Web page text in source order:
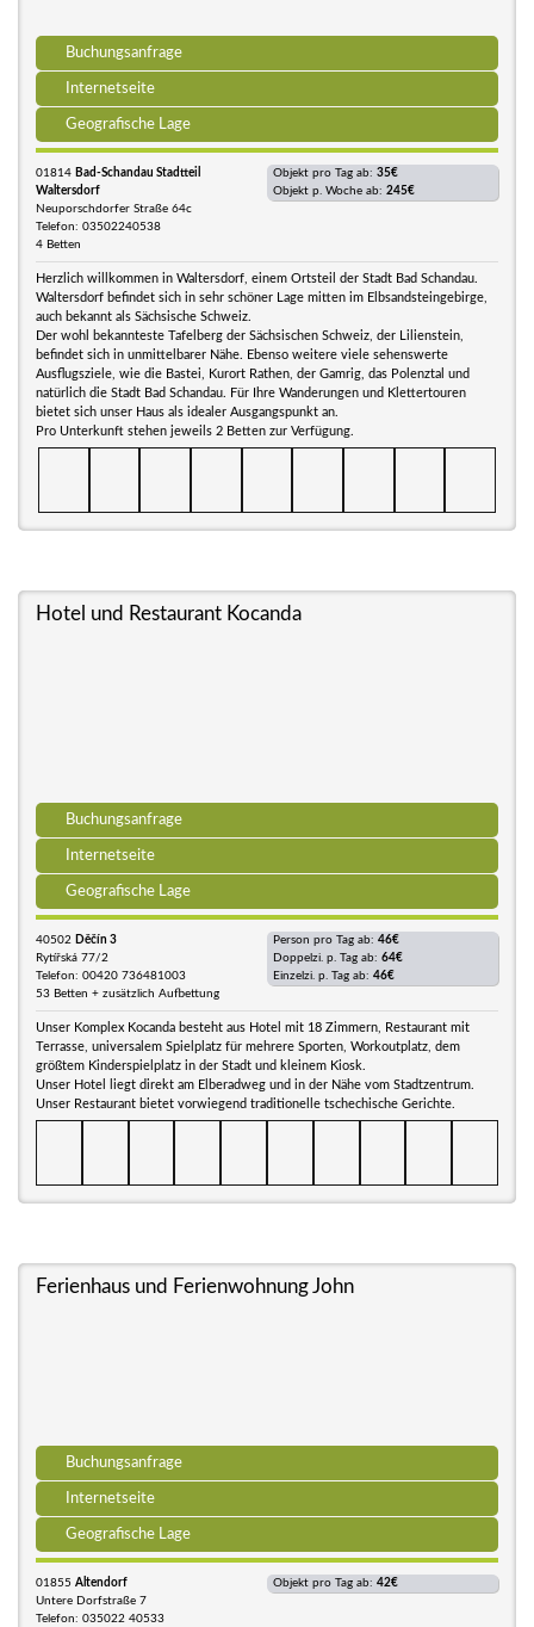
Buchungsanfrage
Internetseite
Geografische Lage
01814 Bad-Schandau Stadtteil
Waltersdorf
Neuporschdorfer Straße 64c
Telefon: 03502240538
4 Betten
Objekt pro Tag ab: 35€
Objekt p. Woche ab: 245€
Herzlich willkommen in Waltersdorf, einem Ortsteil der Stadt Bad Schandau.
Waltersdorf befindet sich in sehr schöner Lage mitten im Elbsandsteingebirge,
auch bekannt als Sächsische Schweiz.
Der wohl bekannteste Tafelberg der Sächsischen Schweiz, der Lilienstein,
befindet sich in unmittelbarer Nähe. Ebenso weitere viele sehenswerte
Ausflugsziele, wie die Bastei, Kurort Rathen, der Gamrig, das Polenztal und
natürlich die Stadt Bad Schandau. Für Ihre Wanderungen und Klettertouren
bietet sich unser Haus als idealer Ausgangspunkt an.
Pro Unterkunft stehen jeweils 2 Betten zur Verfügung.
Hotel und Restaurant Kocanda
Buchungsanfrage
Internetseite
Geografische Lage
40502 Děčín 3
Rytířská 77/2
Telefon: 00420 736481003
53 Betten + zusätzlich Aufbettung
Person pro Tag ab: 46€
Doppelzi. p. Tag ab: 64€
Einzelzi. p. Tag ab: 46€
Unser Komplex Kocanda besteht aus Hotel mit 18 Zimmern, Restaurant mit
Terrasse, universalem Spielplatz für mehrere Sporten, Workoutplatz, dem
größtem Kinderspielplatz in der Stadt und kleinem Kiosk.
Unser Hotel liegt direkt am Elberadweg und in der Nähe vom Stadtzentrum.
Unser Restaurant bietet vorwiegend traditionelle tschechische Gerichte.
Ferienhaus und Ferienwohnung John
Buchungsanfrage
Internetseite
Geografische Lage
01855 Altendorf
Untere Dorfstraße 7
Telefon: 035022 40533
Objekt pro Tag ab: 42€